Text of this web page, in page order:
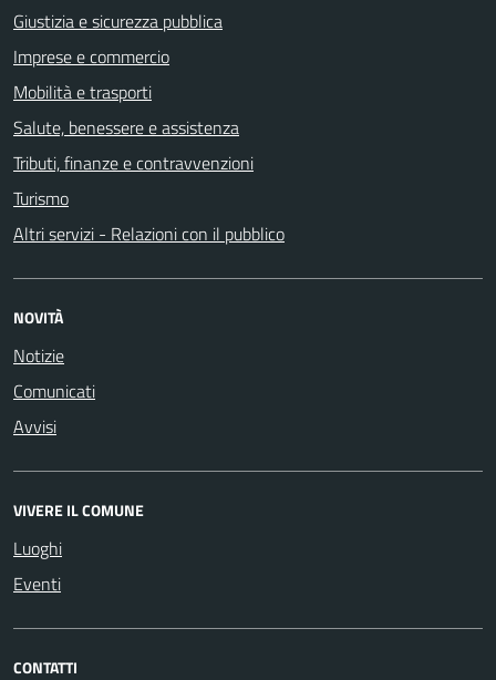
Giustizia e sicurezza pubblica
Imprese e commercio
Mobilità e trasporti
Salute, benessere e assistenza
Tributi, finanze e contravvenzioni
Turismo
Altri servizi - Relazioni con il pubblico
NOVITÀ
Notizie
Comunicati
Avvisi
VIVERE IL COMUNE
Luoghi
Eventi
CONTATTI